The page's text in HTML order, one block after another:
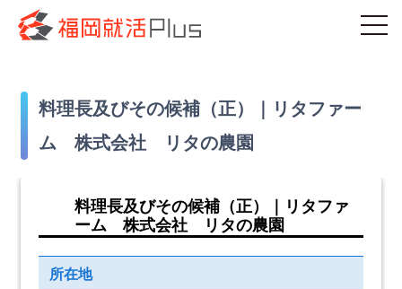
料理長及びその候補（正）｜リタファー
ム 株式会社 リタの農園
料理長及びその候補（正）｜リタファ
ーム 株式会社 リタの農園
所在地